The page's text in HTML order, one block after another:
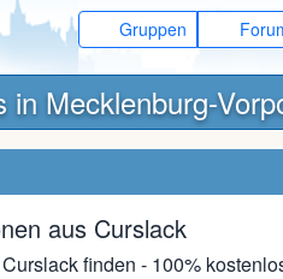
Gruppen
in Mecklenburg-
aus Curslack
finden - 100%